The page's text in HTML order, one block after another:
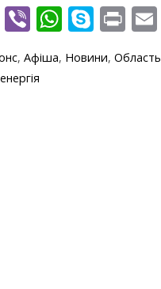
T
gr
Vi
b
er
W
at
S
y
Pr
in
t ai
, Афіша, Новини, Область